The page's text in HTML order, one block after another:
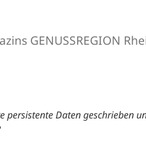
GENUSSREGION
Daten geschrieben